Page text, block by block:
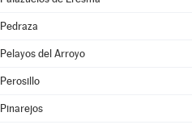
Pedraza
Pelayos del Arroyo
Perosillo
Pinarejos